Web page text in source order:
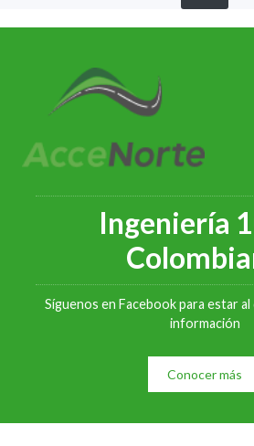
Ingeniería
Síguenos en Facebook para estar
información
Conocer más